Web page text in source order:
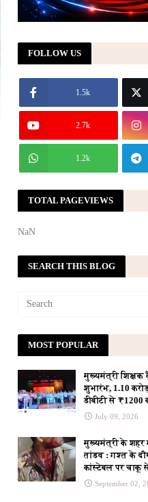
FOLLOW US
1.5k
2.7k
1.2k
TOTAL PAGEVIEWS
NaN
SEARCH THIS BLOG
MOST POPULAR
मुख्यमंत्री
शुभारंभ, 1.10 करोड़
डीबीटी से ₹1200
July 09, 2026
मुख्यमंत्री के शहर
तांडव : गश्त के
कांस्टेबल पर चाकू
September 02,